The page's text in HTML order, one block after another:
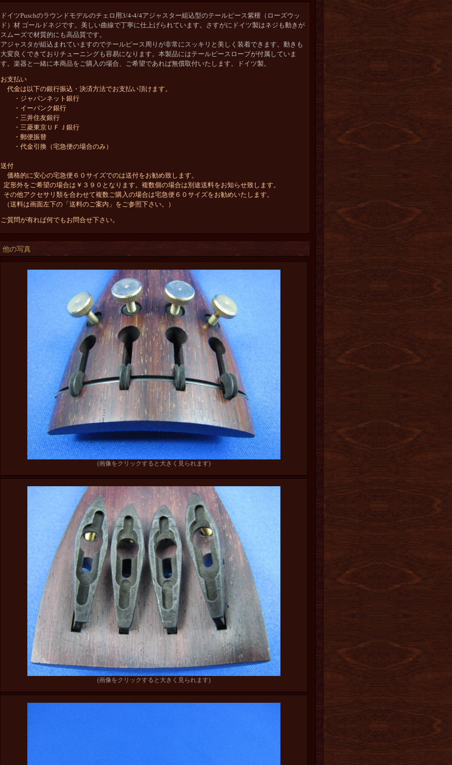
ドイツPuschのラウンドモデルのチェロ用3/4-4/4アジャスター組込型のテールピース紫檀（ローズウッ
ド）材 ゴールドネジです。美しい曲線で丁寧に仕上げられています。さすがにドイツ製はネジも動きが
スムーズで材質的にも高品質です。
アジャスタが組込まれていますのでテールピース周りが非常にスッキリと美しく装着できます。動きも
大変良くできておりチューニングも容易になります。本製品にはテールピースロープが付属していま
す。楽器と一緒に本商品をご購入の場合、 ご希望であれば無償取付いたします。ドイツ製。
お支払い
代金は以下の銀行振込・決済方法でお支払い頂けます。
・ジャパンネット銀行
・イーバンク銀行
・三井住友銀行
・三菱東京ＵＦＪ銀行
・郵便振替
・代金引換（宅急便の場合のみ）
送付
価格的に安心の宅急便６０サイズでのは送付をお勧め致します。
定形外をご希望の場合は￥３９０となります。複数個の場合は別途送料をお知らせ致します。
その他アクセサリ類を合わせて複数ご購入の場合は宅急便６０サイズをお勧めいたします。
（送料は画面左下の「送料のご案内」をご参照下さい。）
ご質問が有れば何でもお問合せ下さい。
他の写真
(画像をクリックすると大きく見られます)
(画像をクリックすると大きく見られます)